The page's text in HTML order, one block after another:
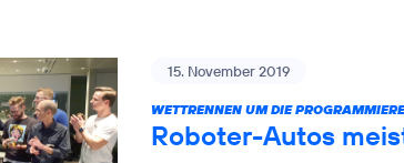
15. November 2019
WETTRENNEN UM DIE
Roboter-Autos